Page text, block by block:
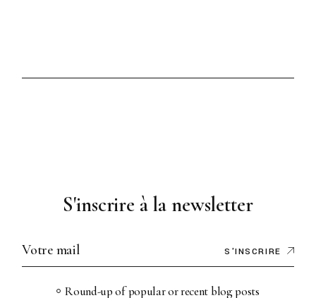
S'inscrire à la newsletter
S'INSCRIRE
Round-up of popular or recent blog posts